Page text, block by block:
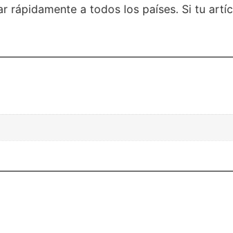
rápidamente a todos los países. Si tu